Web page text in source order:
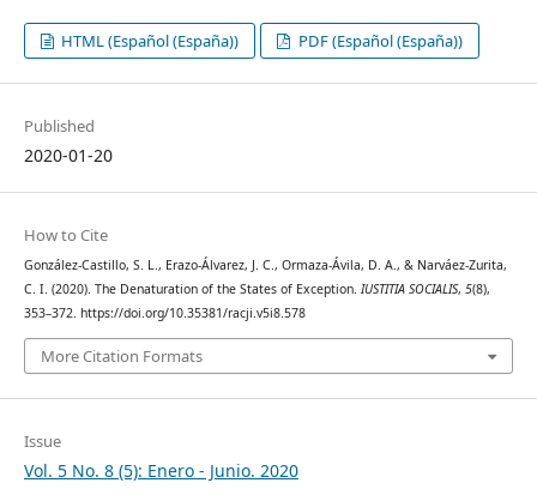
HTML (Español (España)) PDF (Español (España))
Published
2020-01-20
How to Cite
González-Castillo, S. L., Erazo-Álvarez, J. C., Ormaza-Ávila, D. A., & Narváez-Zurita,
C. I. (2020). The Denaturation of the States of Exception. IUSTITIA SOCIALIS, 5(8),
353–372. https://doi.org/10.35381/racji.v5i8.578
More Citation Formats
Issue
Vol. 5 No. 8 (5): Enero - Junio. 2020